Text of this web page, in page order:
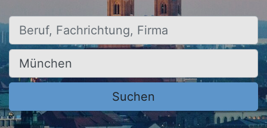
Beruf, Fachrichtung, Firma
Ort, Stadt
Suchen